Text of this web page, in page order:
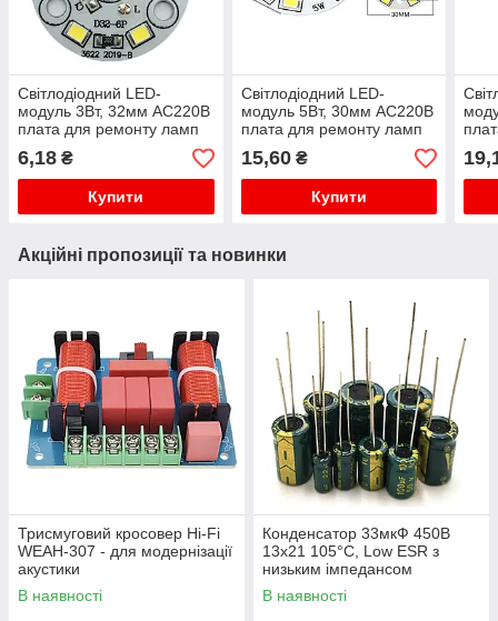
Світлодіодний LED-
модуль 3Вт, 32мм AC220В
плата для ремонту ламп
3Вт, холодний білий
6,18 ₴
Купити
Світлодіодний LED-
модуль 5Вт, 30мм AC220В
плата для ремонту ламп
5Вт, теплий білий
15,60₴
Купити
5Вт,
Акційні пропозиції та новинки
Трисмуговий кросовер Hi-Fi
WEAH-307 - для модернізації
акустики
В наявності
Конденсатор 33мкФ 450В
13x21 105°C, Low ESR з
низьким імпедансом
В наявності